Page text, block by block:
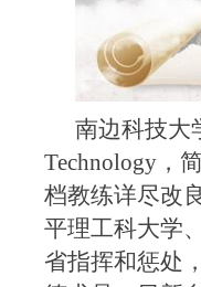
南边科技大
Technology，
档教练详尽改
平理工科大学
省指挥和惩处